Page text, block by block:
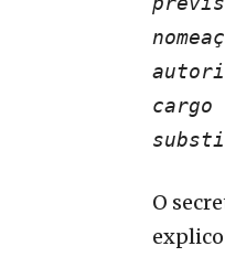
cargo
O